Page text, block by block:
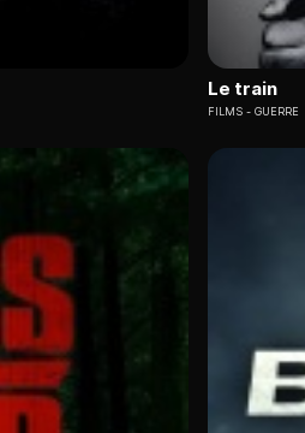
Le train
FILMS GUERRE